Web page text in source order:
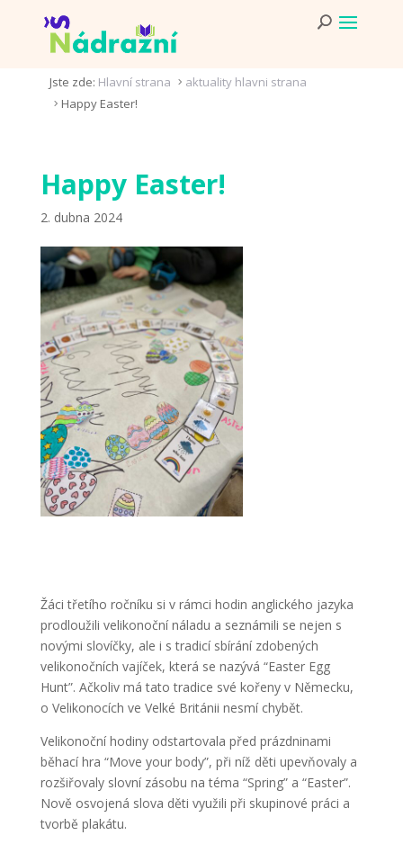
Jste zde: Hlavní strana 5 aktuality hlavni strana
5 Happy Easter!
Happy Easter!
2. dubna 2024
Žáci třetího ročníku si v rámci hodin anglického jazyka
prodloužili velikonoční náladu a seznámili se nejen s
novými slovíčky, ale i s tradicí sbírání zdobených
velikonočních vajíček, která se nazývá “Easter Egg
Hunt”. Ačkoliv má tato tradice své kořeny v Německu,
o Velikonocích ve Velké Británii nesmí chybět.
Velikonoční hodiny odstartovala před prázdninami
běhací hra “Move your body”, při níž děti upevňovaly a
rozšiřovaly slovní zásobu na téma “Spring” a “Easter”.
Nově osvojená slova děti využili při skupinové práci a
tvorbě plakátu.